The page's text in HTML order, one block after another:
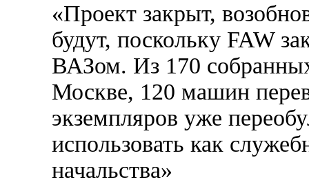
«Проект закрыт,
будут, поскольку FAW
ВАЗом. Из 170
Москве, 120 машин
экземпляров уже
использовать как
начальства»